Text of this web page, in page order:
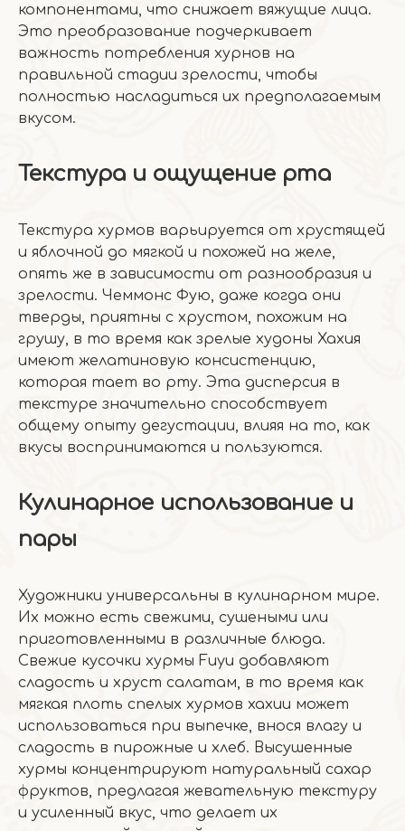
компонентами, что снижает вяжущие лица.
Это преобразование подчеркивает
важность потребления хурнов на
правильной стадии зрелости, чтобы
полностью насладиться их предполагаемым
вкусом.
Текстура и ощущение рта
Текстура хурмов варьируется от хрустящей
и яблочной до мягкой и похожей на желе,
опять же в зависимости от разнообразия и
зрелости. Чеммонс Фую, даже когда они
тверды, приятны с хрустом, похожим на
грушу, в то время как зрелые худоны Хахия
имеют желатиновую консистенцию,
которая тает во рту. Эта дисперсия в
текстуре значительно способствует
общему опыту дегустации, влияя на то, как
вкусы воспринимаются и пользуются.
Кулинарное использование и
пары
Художники универсальны в кулинарном мире.
Их можно есть свежими, сушеными или
приготовленными в различные блюда.
Свежие кусочки хурмы Fuyu добавляют
сладость и хруст салатам, в то время как
мягкая плоть спелых хурмов хахии может
использоваться при выпечке, внося влагу и
сладость в пирожные и хлеб. Высушенные
хурмы концентрируют натуральный сахар
фруктов, предлагая жевательную текстуру
и усиленный вкус, что делает их